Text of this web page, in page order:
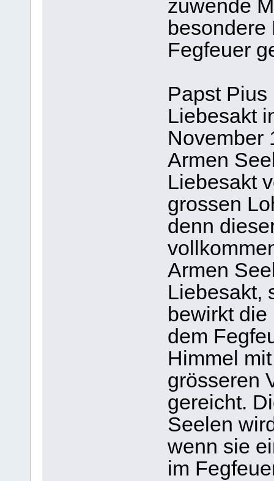
zuwende
besondere
Fegfeuer
Papst
Liebesakt
November
Armen
Liebesakt
grossen
denn
Armen
Liebesakt,
bewirkt
dem
Himmel
grösseren
gereicht.
Seelen
wenn sie
im